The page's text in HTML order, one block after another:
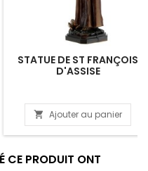
STATUE DE ST FRANÇOIS
D'ASSISE
 Ajouter au panier
CE PRODUIT ONT